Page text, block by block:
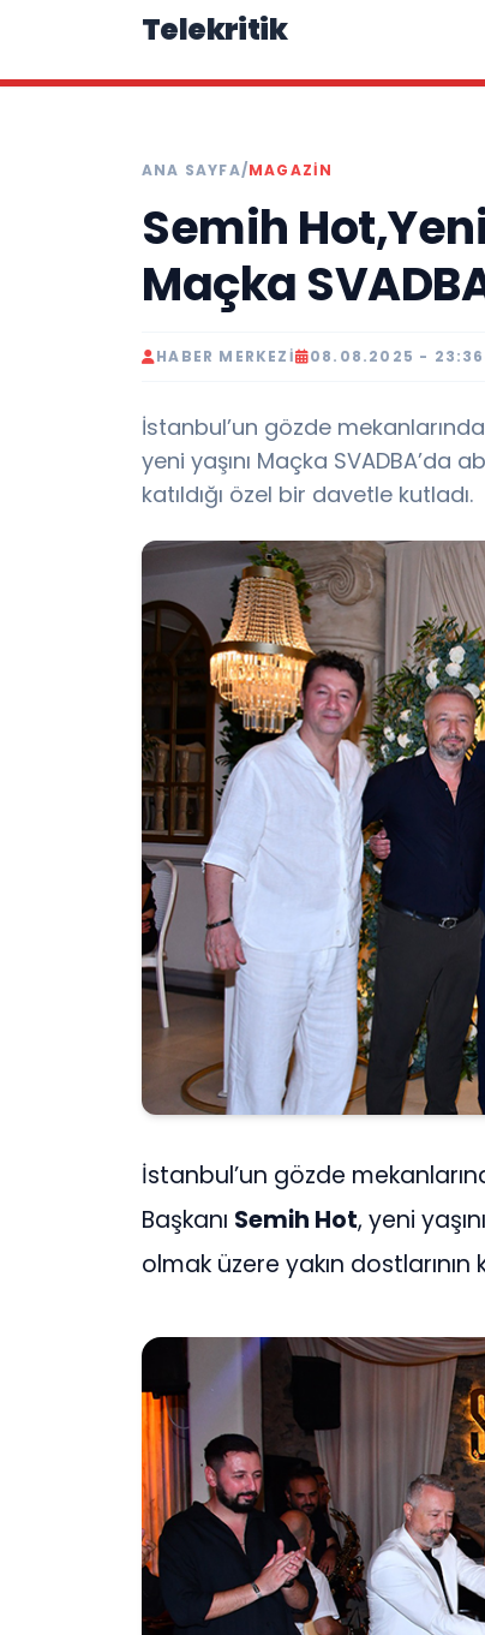
Telekritik
ANA SAYFA/MAGAZIN
Semih
Maçka
HABER MERKEZI 08.08.2025 - 23:36
İstanbul’un gözde
yeni yaşını Maçka SVADBA’da
katıldığı özel bir davetle kutladı.
İstanbul’un gözde
Başkanı Semih Hot, yeni
olmak üzere yakın dostlarının